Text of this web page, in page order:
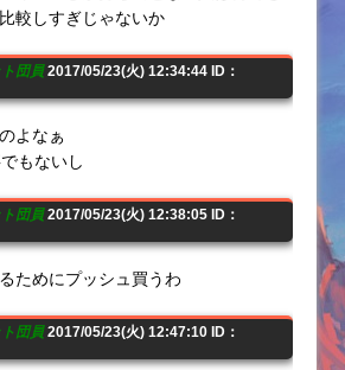
較しすぎじゃないか
団員2017/05/23(火) 12:34:44 ID：
よなぁ
もないし
団員2017/05/23(火) 12:38:05 ID：
ためにプッシュ買うわ
団員2017/05/23(火) 12:47:10 ID：